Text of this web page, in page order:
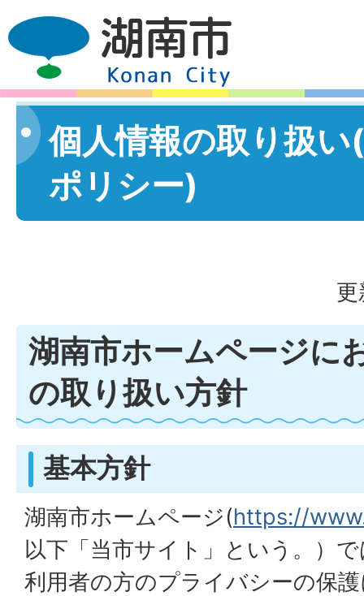
個人情報の取り扱
ポリシー)
湖南市ホームページに
の取り扱い方針
基本方針
湖南市ホームページ(https://
以下「当市サイト」という。）
利用者の方のプライバシーの保